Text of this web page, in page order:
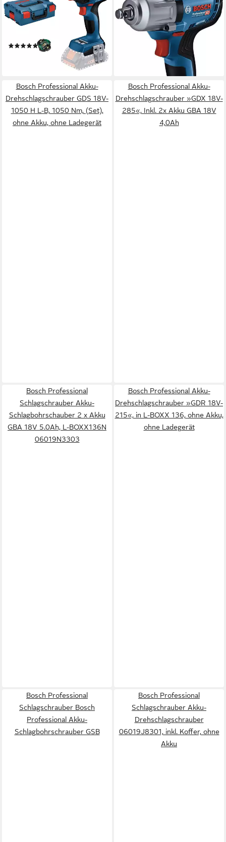
GDX 18V-210 C, 3400 U/min,
210 Nm, L-Boxx, ohne Akku
(2)
lieferbar - in 2-3 Werktagen bei dir
GDS 18V-450 HC (so, 450
Nm, ohne Akku, ohne
Ladegerät
lieferbar - in 2-3 Werktagen bei dir
Bosch Professional Akku-
Drehschlagschrauber GDS 18V-
1050 H L-B, 1050 Nm, (Set),
ohne Akku, ohne Ladegerät
Bosch Professional Akku-
Drehschlagschrauber »GDX 18V-
285«, Inkl. 2x Akku GBA 18V
4,0Ah
Bosch Professional
Schlagschrauber Akku-
Schlagbohrschauber 2 x Akku
GBA 18V 5.0Ah, L-BOXX136N
06019N3303
Bosch Professional Akku-
Drehschlagschrauber »GDR 18V-
215«, in L-BOXX 136, ohne Akku,
ohne Ladegerät
Bosch Professional
Schlagschrauber Bosch
Professional Akku-
Schlagbohrschrauber GSB
Bosch Professional
Schlagschrauber Akku-
Drehschlagschrauber
06019J8301, inkl. Koffer, ohne
Akku